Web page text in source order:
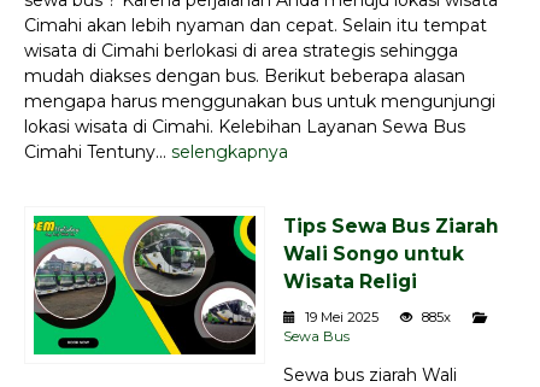
Cimahi akan lebih nyaman dan cepat. Selain itu tempat
wisata di Cimahi berlokasi di area strategis sehingga
mudah diakses dengan bus. Berikut beberapa alasan
mengapa harus menggunakan bus untuk mengunjungi
lokasi wisata di Cimahi. Kelebihan Layanan Sewa Bus
Cimahi Tentuny... selengkapnya
Tips Sewa Bus Ziarah
Wali Songo untuk
Wisata Religi
19 Mei 2025
885x
Sewa Bus
Sewa bus ziarah Wali